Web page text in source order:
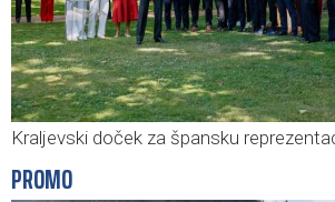
Kraljevski doček za špansku
PROMO